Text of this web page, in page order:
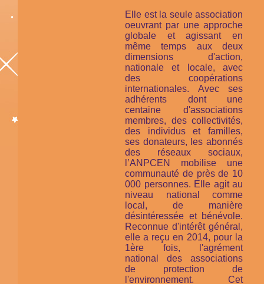
Elle est la seule association
oeuvrant par une approche
globale et agissant en
même temps aux deux
dimensions d'action,
nationale et locale, avec
des coopérations
internationales. Avec ses
adhérents dont une
centaine d'associations
membres, des collectivités,
des individus et familles,
ses donateurs, les abonnés
des réseaux sociaux,
l’ANPCEN mobilise une
communauté de près de 10
000 personnes. Elle agit au
niveau national comme
local, de manière
désintéressée et bénévole.
Reconnue d'intérêt général,
elle a reçu en 2014, pour la
1ère fois, l'agrément
national des associations
de protection de
l'environnement. Cet